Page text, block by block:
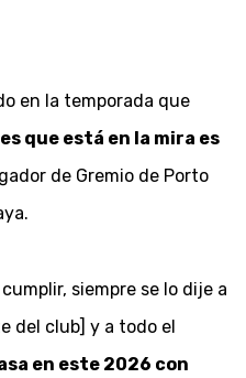
en la temporada que
que está en la mira es
de Gremio de Porto
siempre se lo dije a
del club] y a todo el
en este 2026 con